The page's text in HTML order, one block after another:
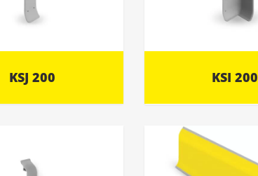
KSJ 200 KSI 200